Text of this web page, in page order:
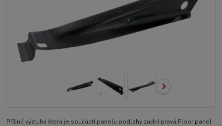
Příčná výztuha která je součástí panelu podlahy zadní pravá.Floor panel